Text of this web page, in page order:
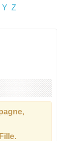
Y Z
Fille.